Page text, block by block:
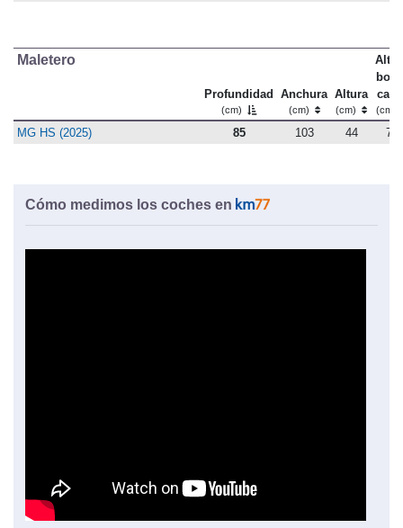
Maletero
Profundidad
(cm)
Anchura
(cm)
Altura
(cm) (cm)
MG HS (2025) 85 103 44 79
Cómo medimos los coches en